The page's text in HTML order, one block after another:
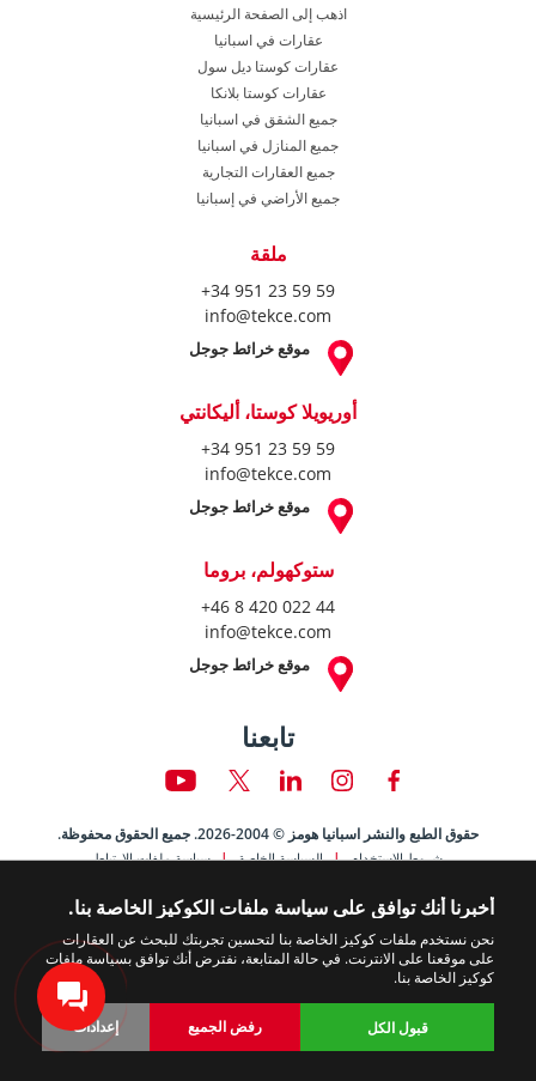
اذهب إلى الصفحة الرئيسية
عقارات في اسبانيا
عقارات كوستا ديل سول
عقارات كوستا بلانكا
جميع الشقق في اسبانيا
جميع المنازل في اسبانيا
جميع العقارات التجارية
جميع الأراضي في إسبانيا
ملقة
+34 951 23 59 59
info@tekce.com
موقع خرائط جوجل
أوريويلا كوستا، أليكانتي
+34 951 23 59 59
info@tekce.com
موقع خرائط جوجل
ستوكهولم، بروما
+46 8 420 022 44
info@tekce.com
موقع خرائط جوجل
تابعنا
حقوق الطبع والنشر اسبانيا هومز © 2004-2026. جميع الحقوق محفوظة.
شروط الاستخدام السياسة الخاصة سياسة ملفات الارتباط
أخبرنا أنك توافق على سياسة ملفات الكوكيز الخاصة بنا.
نحن نستخدم ملفات كوكيز الخاصة بنا لتحسين تجربتك للبحث عن العقارات
على موقعنا على الانترنت. في حالة المتابعة، نفترض أنك توافق بسياسة ملفات
كوكيز الخاصة بنا.
قبول الكل رفض الجميع إعدادات